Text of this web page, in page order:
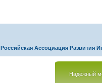
Российская Ассоциация Развития
Надежный